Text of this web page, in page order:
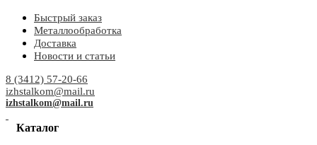
Быстрый заказ
Металлообработка
Доставка
Новости и статьи
8 (3412) 57-20-66
izhstalkom@mail.ru
izhstalkom@mail.ru
Каталог